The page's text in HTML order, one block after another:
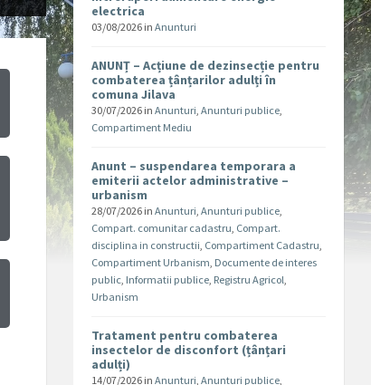
electrica
03/08/2026 inAnunturi
ANUNȚ – Acțiune de dezinsecție pentru
combaterea țânțarilor adulți în
comuna Jilava
30/07/2026 inAnunturi,Anunturi publice,
Compartiment Mediu
Anunt – suspendarea temporara a
emiterii actelor administrative –
urbanism
28/07/2026 inAnunturi,Anunturi publice,
Compart. comunitar cadastru, Compart.
disciplina in constructii, Compartiment Cadastru,
Compartiment Urbanism, Documente de interes
public, Informatii publice, Registru Agricol,
Urbanism
Tratament pentru combaterea
insectelor de disconfort (țânțari
adulți)
14/07/2026 inAnunturi,Anunturi publice,